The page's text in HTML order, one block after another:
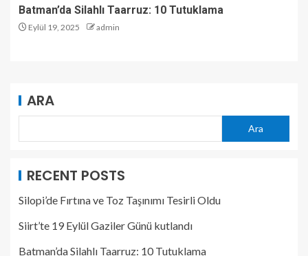
Batman’da Silahlı Taarruz: 10 Tutuklama
Eylül 19, 2025 admin
ARA
Ara
RECENT POSTS
Silopi’de Fırtına ve Toz Taşınımı Tesirli Oldu
Siirt’te 19 Eylül Gaziler Günü kutlandı
Batman’da Silahlı Taarruz: 10 Tutuklama